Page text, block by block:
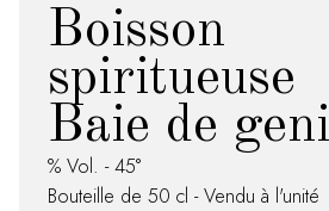
Boisson
spiritueuse
Baie de
% Vol. - 45°
Bouteille de 50 cl - Vendu à l'unité